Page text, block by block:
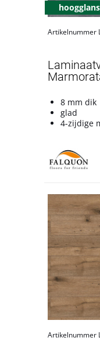
hoogglans
Artikelnummer
8 mm dik
glad
4-zijdige
Artikelnummer